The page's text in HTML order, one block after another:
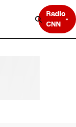
Radio
CNN